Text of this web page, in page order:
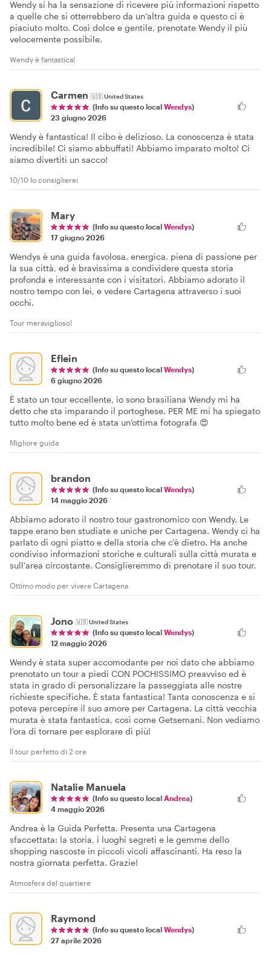
Wendy si ha la sensazione di ricevere più informazioni rispetto
a quelle che si otterrebbero da un'altra guida e questo ci è
piaciuto molto. Così dolce e gentile, prenotate Wendy il più
velocemente possibile.
Wendy è fantastica!
Carmen 🇺🇸United States
(Info su questo local Wendys)
23 giugno 2026
Wendy è fantastica! Il cibo è delizioso. La conoscenza è stata
incredibile! Ci siamo abbuffati! Abbiamo imparato molto! Ci
siamo divertiti un sacco!
10/10 lo consiglierei
Mary
(Info su questo local Wendys)
17 giugno 2026
Wendys è una guida favolosa, energica, piena di passione per
la sua città, ed è bravissima a condividere questa storia
profonda e interessante con i visitatori. Abbiamo adorato il
nostro tempo con lei, e vedere Cartagena attraverso i suoi
occhi.
Tour meraviglioso!
Eflein
(Info su questo local Wendys)
6 giugno 2026
È stato un tour eccellente, io sono brasiliana Wendy mi ha
detto che sta imparando il portoghese, PER ME mi ha spiegato
tutto molto bene ed è stata un'ottima fotografa 😍
Migliore guida
brandon
(Info su questo local Wendys)
14 maggio 2026
Abbiamo adorato il nostro tour gastronomico con Wendy. Le
tappe erano ben studiate e uniche per Cartagena. Wendy ci ha
parlato di ogni piatto e della storia che c'è dietro. Ha anche
condiviso informazioni storiche e culturali sulla città murata e
sull'area circostante. Consiglieremmo di prenotare il suo tour.
Ottimo modo per vivere Cartagena
Jono 🇺🇸United States
(Info su questo local Wendys)
12 maggio 2026
Wendy è stata super accomodante per noi dato che abbiamo
prenotato un tour a piedi CON POCHISSIMO preavviso ed è
stata in grado di personalizzare la passeggiata alle nostre
richieste specifiche. È stata fantastica! Tanta conoscenza e si
poteva percepire il suo amore per Cartagena. La città vecchia
murata è stata fantastica, così come Getsemani. Non vediamo
l'ora di tornare per esplorare di più!
Il tour perfetto di 2 ore
Natalie Manuela
(Info su questo local Andrea)
4 maggio 2026
Andrea è la Guida Perfetta. Presenta una Cartagena
sfaccettata: la storia, i luoghi segreti e le gemme dello
shopping nascoste in piccoli vicoli affascinanti. Ha reso la
nostra giornata perfetta. Grazie!
Atmosfera del quartiere
Raymond
(Info su questo local Wendys)
27 aprile 2026